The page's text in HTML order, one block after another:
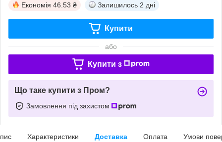
Економія 46.53 ₴ Залишилось 2 дні
Купити
або
Купити з
Що таке купити з Пром?
Замовлення під захистом
Характеристики Доставка Оплата Умови